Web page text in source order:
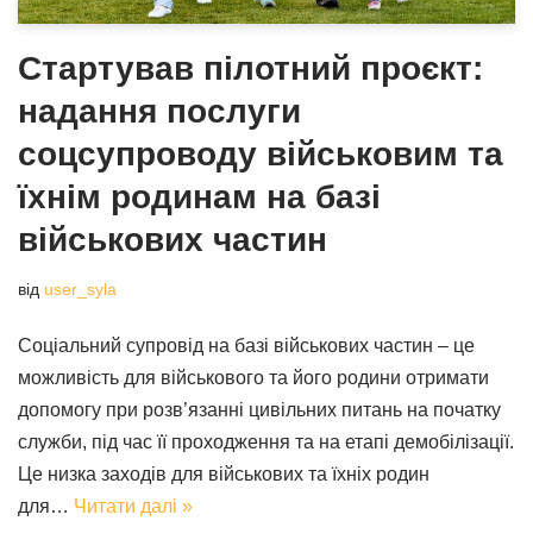
Стартував пілотний проєкт:
надання послуги
соцсупроводу військовим та
їхнім родинам на базі
військових частин
від user_syla
Соціальний супровід на базі військових частин – це
можливість для військового та його родини отримати
допомогу при розв’язанні цивільних питань на початку
служби, під час її проходження та на етапі демобілізації.
Це низка заходів для військових та їхніх родин
для… Читати далі »